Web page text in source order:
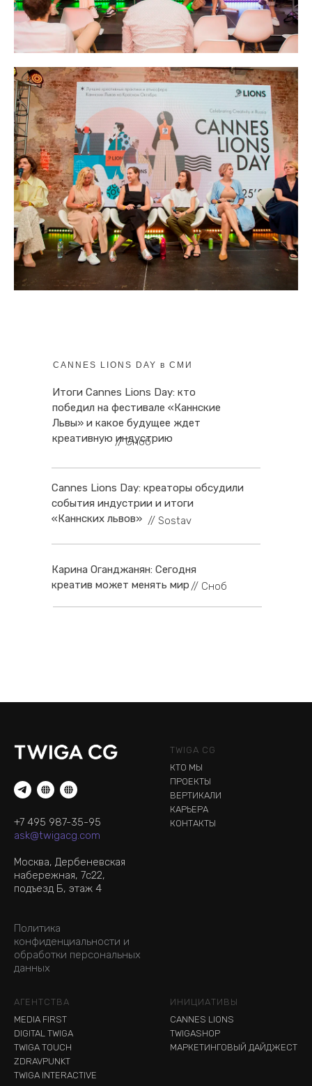
Итоги Cannes Lions Day: кто
победил на фестивале «Каннские
Львы» и какое будущее ждет
креативную индустрию
Cannes Lions Day: креаторы обсудили
события индустрии и итоги
«Каннских львов»
CANNES LIONS DAY в СМИ
Карина Оганджанян: Сегодня
креатив может менять мир// Сноб
// Сноб
// Sostav
+7 495 987-35-95
ask@twigacg.com
Москва, Дербеневская
набережная, 7с22,
подъезд Б, этаж 4
Политика
конфиденциальности и
обработки персональных
данных
TWIGA CG
КТО МЫ
ПРОЕКТЫ
ВЕРТИКАЛИ
КАРЬЕРА
КОНТАКТЫ
АГЕНТСТВА
MEDIA FIRST
DIGITAL TWIGA
TWIGA TOUCH
ZDRAVPUNKT
TWIGA INTERACTIVE
ИНИЦИАТИВЫ
CANNES LIONS
TWIGASHOP
МАРКЕТИНГОВЫЙ ДАЙДЖЕСТ